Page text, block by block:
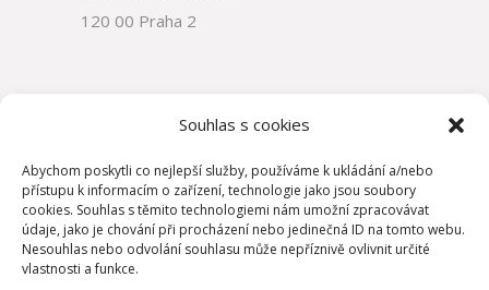
Souhlas s cookies
Abychom poskytli co nejlepší služby, používáme k ukládání a/nebo
přístupu k informacím o zařízení, technologie jako jsou soubory
cookies. Souhlas s těmito technologiemi nám umožní zpracovávat
údaje, jako je chování při procházení nebo jedinečná ID na tomto webu.
Nesouhlas nebo odvolání souhlasu může nepříznivě ovlivnit určité
vlastnosti a funkce.
120 00 Praha 2